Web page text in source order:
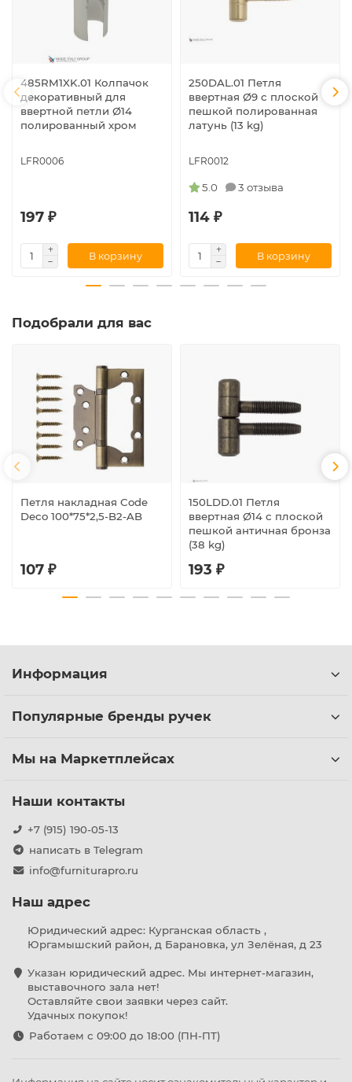
485RM1XK.01 Колпачок
декоративный для
ввертной петли Ø14
полированный хром
LFR0006
197 ₽
В корзину
250DAL.01 Петля
ввертная Ø9 с плоской
пешкой полированная
латунь (13 kg)
LFR0012
5.0 3 отзыва
114 ₽
В корзину
Подобрали для вас
Петля накладная Code
Deco 100*75*2,5-B2-AB
107 ₽
150LDD.01 Петля
ввертная Ø14 с плоской
пешкой античная бронза
(38 kg)
193 ₽
Информация
Популярные бренды ручек
Мы на Маркетплейсах
Наши контакты
+7 (915) 190-05-13
написать в Telegram
info@furniturapro.ru
Наш адрес
Юридический адрес: Курганская область ,
Юргамышский район, д Барановка, ул Зелёная, д 23
Указан юридический адрес. Мы интернет-магазин,
выставочного зала нет!
Оставляйте свои заявки через сайт.
Удачных покупок!
Работаем с 09:00 до 18:00 (ПН-ПТ)